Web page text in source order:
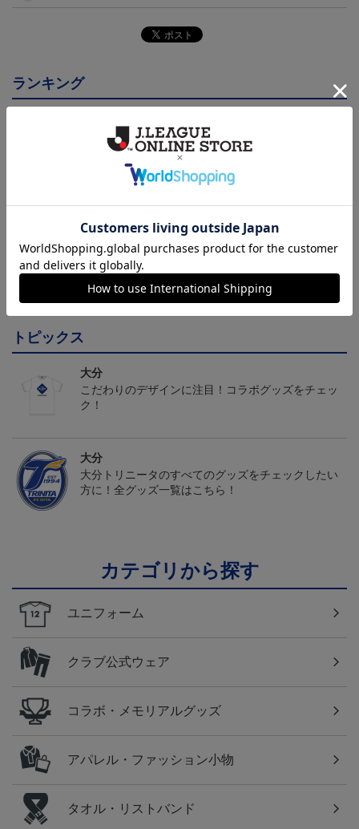
ランキング
大分トリニータ カメッ
クス タオルマフラー
大分トリニータ ピカチ
ュウ タオルマフラー
2,500円
大分トリニータ カメッ
クス キーホルダー
1,100円
トピックス
大分
こだわりのデザインに注目！コラボグッズをチェッ
ク！
大分
大分トリニータのすべてのグッズをチェックしたい
方に！全グッズ一覧はこちら！
カテゴリから探す
ユニフォーム
クラブ公式ウェア
コラボ・メモリアルグッズ
アパレル・ファッション小物
タオル・リストバンド